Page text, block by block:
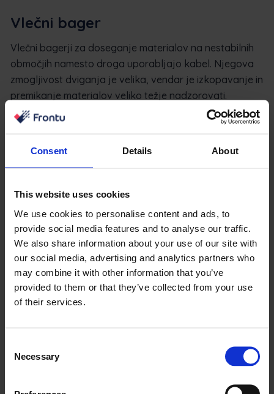
Consent Details About
This website uses cookies
We use cookies to personalise content and ads, to
provide social media features and to analyse our traffic.
We also share information about your use of our site with
our social media, advertising and analytics partners who
may combine it with other information that you’ve
provided to them or that they’ve collected from your use
of their services.
Selection
Necessary
Vlečni bager
Vlečni bagerji za doseganje materialov na nestabilnih
območjih namesto droga uporabljajo kabel. Njegova
zmogljivost dviganja je velika, vendar je izkopavanje in
premikanje materialov veliko težje nadzorovati.
Delovni čas bagra: koliko časa
zdrži bager?
Pri sodobnih bagerjih je število delovnih ur od 5.000 do
dobe pa je preprost kontrolni seznam za vzdrževanje.
Brez ustrezne zgodovine servisiranja upravljavci in
usposobljeni tehniki morda ne bodo opazili nepravilne
ravni tekočin in mazanja ter celo spregledali znakov
postopnega odpovedovanja ključnih sestavnih delov.
priročniku proizvajalca. Stroji z industrijsko opremo se
nekvalificiran ali neusposobljen upravljavec.